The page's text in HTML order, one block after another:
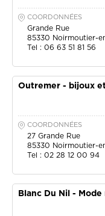
COORDONNÉES
Grande Rue
85330 Noirmoutier-
Tel : 06 63 51 81 56
Outremer - bijoux
COORDONNÉES
27 Grande Rue
85330 Noirmoutier-
Tel : 02 28 12 00 94
Blanc Du Nil -